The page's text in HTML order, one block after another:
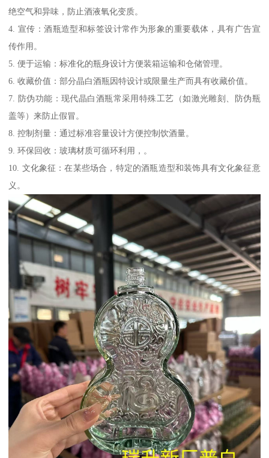
绝空气和异味，防止酒液氧化变质。
4. 宣传：酒瓶造型和标签设计常作为形象的重要载体，具有广告宣
传作用。
5. 便于运输：标准化的瓶身设计方便装箱运输和仓储管理。
6. 收藏价值：部分晶白酒瓶因特设计或限量生产而具有收藏价值。
7. 防伪功能：现代晶白酒瓶常采用特殊工艺（如激光雕刻、防伪瓶
盖等）来防止假冒。
8. 控制剂量：通过标准容量设计方便控制饮酒量。
9. 环保回收：玻璃材质可循环利用，。
10. 文化象征：在某些场合，特定的酒瓶造型和装饰具有文化象征意
义。